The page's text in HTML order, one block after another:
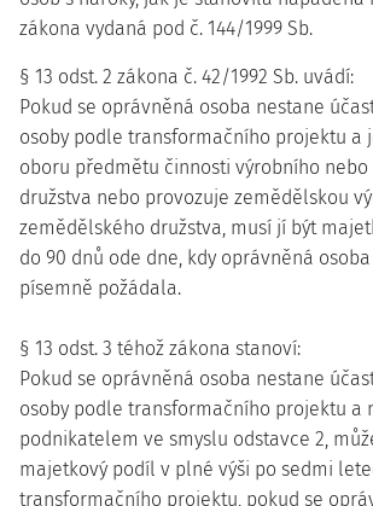
zákona vydaná pod č. 144/1999 Sb.
§ 13 odst. 2 zákona č. 42/1992 Sb. uvádí:
Pokud se oprávněná osoba nestane
osoby podle transformačního projektu a
oboru předmětu činnosti výrobního
družstva nebo provozuje zemědělskou
zemědělského družstva, musí jí být
do 90 dnů ode dne, kdy oprávněná
písemně požádala.
§ 13 odst. 3 téhož zákona stanoví:
Pokud se oprávněná osoba nestane
osoby podle transformačního projektu a
podnikatelem ve smyslu odstavce 2,
majetkový podíl v plné výši po sedmi
transformačního projektu, pokud se